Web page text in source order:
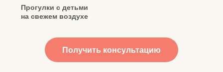
Прогулки с детьми
на свежем воздухе
Получить консультацию